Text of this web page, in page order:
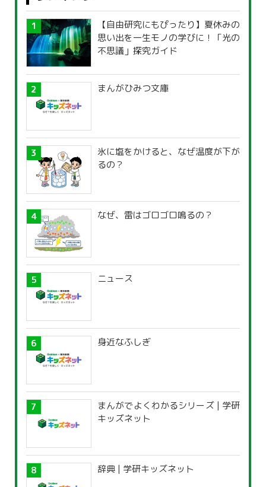
【自由研究にもぴったり】夏休みの
思い出を一生モノの学びに！「光の
不思議」探究ガイド
まんがひみつ文庫
氷に塩をかけると、なぜ温度が下が
るの？
なぜ、雷はゴロゴロ鳴るの？
ニュース
身近なふしぎ
まんがでよくわかるシリーズ | 学研
キッズネット
辞典 | 学研キッズネット